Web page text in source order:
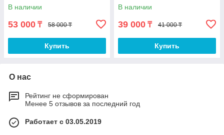
В наличии
53 000 ₸ 58 000 ₸
Купить
В наличии
39 000 ₸ 41 000 ₸
Купить
О нас
Рейтинг не сформирован
Менее 5 отзывов за последний год
Работает с 03.05.2019